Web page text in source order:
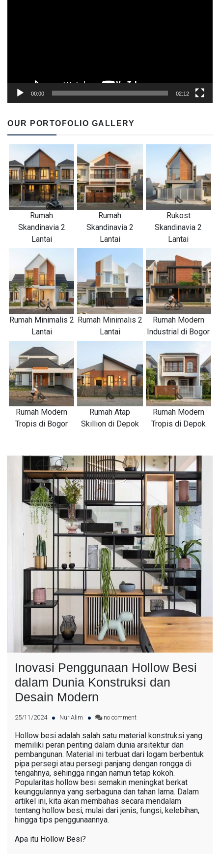
00:00 02:12
OUR PORTOFOLIO GALLERY
Rumah
Skandinavia 2
Lantai
Rumah
Skandinavia 2
Lantai
Rukost
Skandinavia 2
Lantai
Rumah Minimalis 2
Lantai
Rumah Minimalis 2
Lantai
Rumah Modern
Industrial di Bogor
Rumah Modern
Tropis di Bogor
Rumah Atap
Skillion di Depok
Rumah Modern
Tropis di Depok
Inovasi Penggunaan Hollow Besi
dalam Dunia Konstruksi dan
Desain Modern
25/11/2024 Nur Alim no comment
Hollow besi adalah salah satu material konstruksi yang
memiliki peran penting dalam dunia arsitektur dan
pembangunan. Material ini terbuat dari logam berbentuk
pipa persegi atau persegi panjang dengan rongga di
tengahnya, sehingga ringan namun tetap kokoh.
Popularitas hollow besi semakin meningkat berkat
keunggulannya yang serbaguna dan tahan lama. Dalam
artikel ini, kita akan membahas secara mendalam
tentang hollow besi, mulai dari jenis, fungsi, kelebihan,
hingga tips penggunaannya.
Apa itu Hollow Besi?